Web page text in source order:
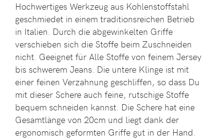
Hochwertiges Werkzeug aus Kohlenstoffstahl
geschmiedet in einem traditionsreichen Betrieb
in Italien. Durch die abgewinkelten Griffe
verschieben sich die Stoffe beim Zuschneiden
nicht. Geeignet für Alle Stoffe von feinem Jersey
bis schwerem Jeans. Die untere Klinge ist mit
einer feinen Verzahnung geschliffen, so dass Du
mit dieser Schere auch feine, rutschige Stoffe
bequem schneiden kannst. Die Schere hat eine
Gesamtlänge von 20cm und liegt dank der
ergonomisch geformten Griffe gut in der Hand.